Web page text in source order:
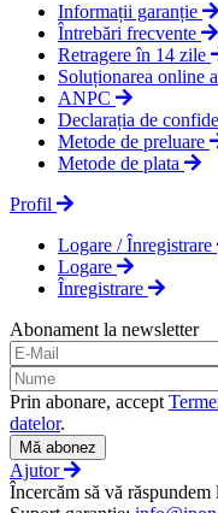
Informații garanție
Întrebări frecvente
Retragere în 14 zile
Soluționarea online
ANPC
Declarația de
Metode de preluare
Metode de plata
Profil
Logare / Înregistrare
Logare
Înregistrare
Abonament la newsletter
Prin abonare, accept
datelor.
Mă abonez
Ajutor
Încercăm să vă